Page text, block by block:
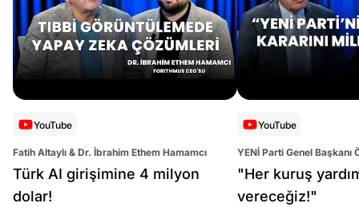
YouTube
Fatih Altaylı & Dr. İbrahim Ethem Hamamcı
Türk AI girişimine 4 milyon
dolar!
YouTube
YENİ Parti Genel Başkanı
Altaylı
"Her kuruş
vereceğiz!"